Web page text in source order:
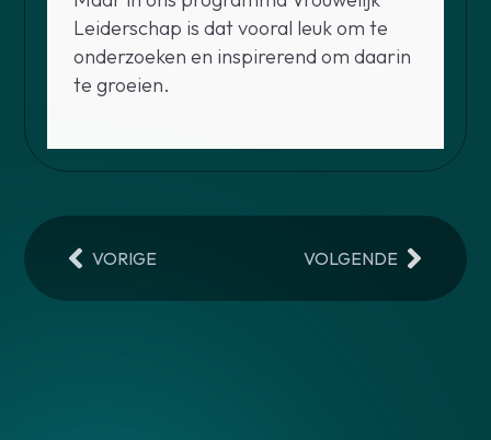
Leiderschap is dat vooral leuk om te
onderzoeken en inspirerend om daarin
te groeien.
VORIGE VOLGENDE